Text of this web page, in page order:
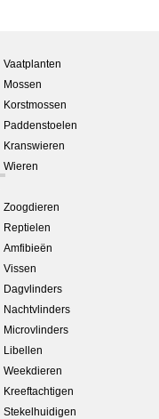
Vaatplanten
Mossen
Korstmossen
Paddenstoelen
Kranswieren
Wieren
Zoogdieren
Reptielen
Amfibieën
Vissen
Dagvlinders
Nachtvlinders
Microvlinders
Libellen
Weekdieren
Kreeftachtigen
Stekelhuidigen